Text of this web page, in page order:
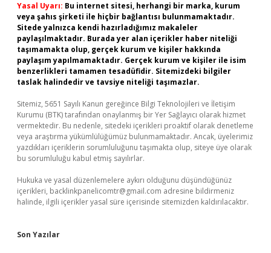
Yasal Uyarı: Bu internet sitesi, herhangi bir marka, kurum
veya şahıs şirketi ile hiçbir bağlantısı bulunmamaktadır.
Sitede yalnızca kendi hazırladığımız makaleler
paylaşılmaktadır. Burada yer alan içerikler haber niteliği
taşımamakta olup, gerçek kurum ve kişiler hakkında
paylaşım yapılmamaktadır. Gerçek kurum ve kişiler ile isim
benzerlikleri tamamen tesadüfidir. Sitemizdeki bilgiler
taslak halindedir ve tavsiye niteliği taşımazlar.
Sitemiz, 5651 Sayılı Kanun gereğince Bilgi Teknolojileri ve İletişim
Kurumu (BTK) tarafından onaylanmış bir Yer Sağlayıcı olarak hizmet
vermektedir. Bu nedenle, sitedeki içerikleri proaktif olarak denetleme
veya araştırma yükümlülüğümüz bulunmamaktadır. Ancak, üyelerimiz
yazdıkları içeriklerin sorumluluğunu taşımakta olup, siteye üye olarak
bu sorumluluğu kabul etmiş sayılırlar.
Hukuka ve yasal düzenlemelere aykırı olduğunu düşündüğünüz
içerikleri, backlinkpanelicomtr@gmail.com adresine bildirmeniz
halinde, ilgili içerikler yasal süre içerisinde sitemizden kaldırılacaktır.
Son Yazılar